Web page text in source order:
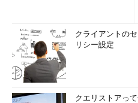
クライアントの
リシー設定
クエリストアっ